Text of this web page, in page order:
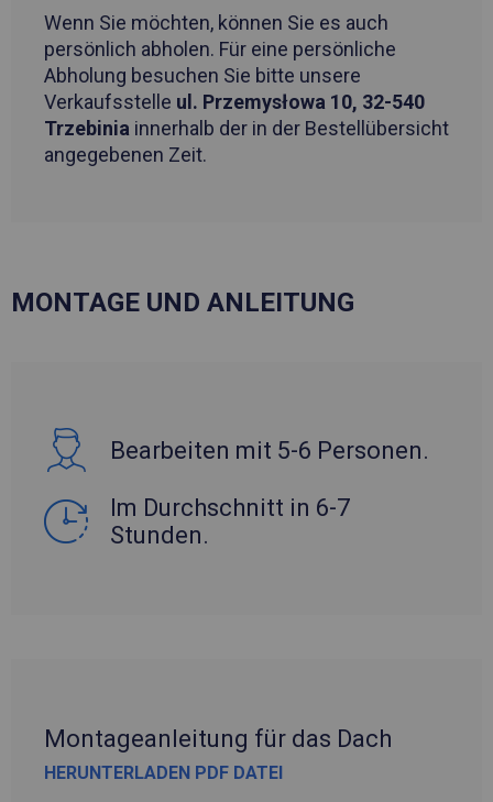
Wenn Sie möchten, können Sie es auch
persönlich abholen. Für eine persönliche
Abholung besuchen Sie bitte unsere
Verkaufsstelle ul. Przemysłowa 10, 32-540
Trzebinia innerhalb der in der Bestellübersicht
angegebenen Zeit.
MONTAGE UND ANLEITUNG
Bearbeiten mit 5-6 Personen.
Im Durchschnitt in 6-7
Stunden.
Montageanleitung für das Dach
HERUNTERLADEN PDF DATEI